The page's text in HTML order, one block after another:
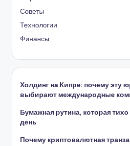
Советы
Технологии
Финансы
Холдинг на Кипре: почему эту
выбирают международные
Бумажная рутина, которая
день
Почему криптовалютная